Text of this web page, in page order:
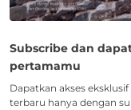
Subscribe dan
pertamamu
Dapatkan akses
terbaru hanya dengan